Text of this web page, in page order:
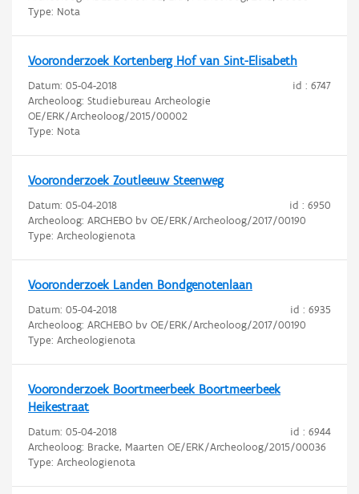
Type: Nota
Vooronderzoek Kortenberg Hof van Sint-Elisabeth
id : 6747
Datum: 05-04-2018
Archeoloog: Studiebureau Archeologie
OE/ERK/Archeoloog/2015/00002
Type: Nota
Vooronderzoek Zoutleeuw Steenweg
id : 6950
Datum: 05-04-2018
Archeoloog: ARCHEBO bv OE/ERK/Archeoloog/2017/00190
Type: Archeologienota
Vooronderzoek Landen Bondgenotenlaan
id : 6935
Datum: 05-04-2018
Archeoloog: ARCHEBO bv OE/ERK/Archeoloog/2017/00190
Type: Archeologienota
Vooronderzoek Boortmeerbeek Boortmeerbeek
Heikestraat
id : 6944
Datum: 05-04-2018
Archeoloog: Bracke, Maarten OE/ERK/Archeoloog/2015/00036
Type: Archeologienota